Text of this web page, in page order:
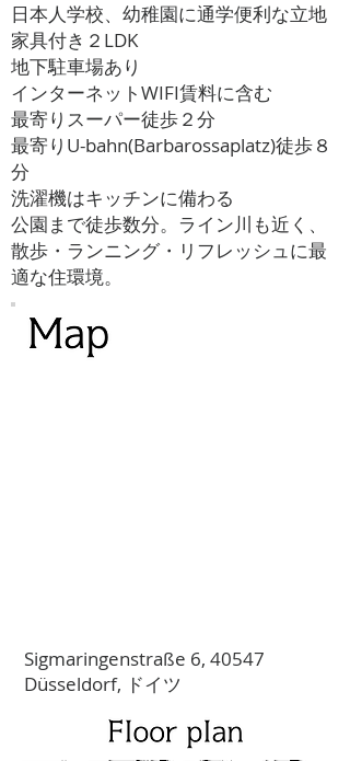
日本人学校、幼稚園に通学便利な立地
家具付き２LDK
地下駐車場あり
インターネットWIFI賃料に含む
最寄りスーパー徒歩２分
最寄りU-bahn(Barbarossaplatz)徒歩８
分
洗濯機はキッチンに備わる
公園まで徒歩数分。ライン川も近く、
散歩・ランニング・リフレッシュに最
適な住環境。
Sigmaringenstraße 6, 40547
Düsseldorf, ドイツ